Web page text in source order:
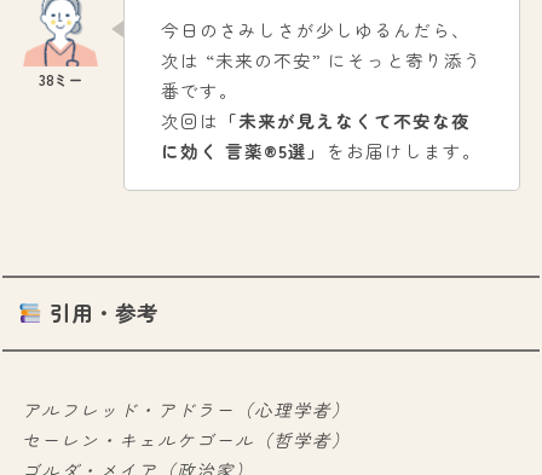
今日のさみしさが少しゆるんだら、
次は “未来の不安” にそっと寄り添う
番です。
次回は 「未来が見えなくて不安な夜
に効く 言薬®5選」 をお届けします。
引用・参考
アルフレッド・アドラー（心理学者）
セーレン・キェルケゴール（哲学者）
ゴルダ・メイア（政治家）